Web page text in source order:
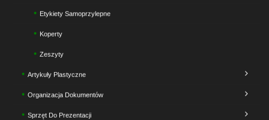
Etykiety Samoprzylepne
Koperty
Zeszyty
Artykuły Plastyczne
Organizacja Dokumentów
Sprzęt Do Prezentacji